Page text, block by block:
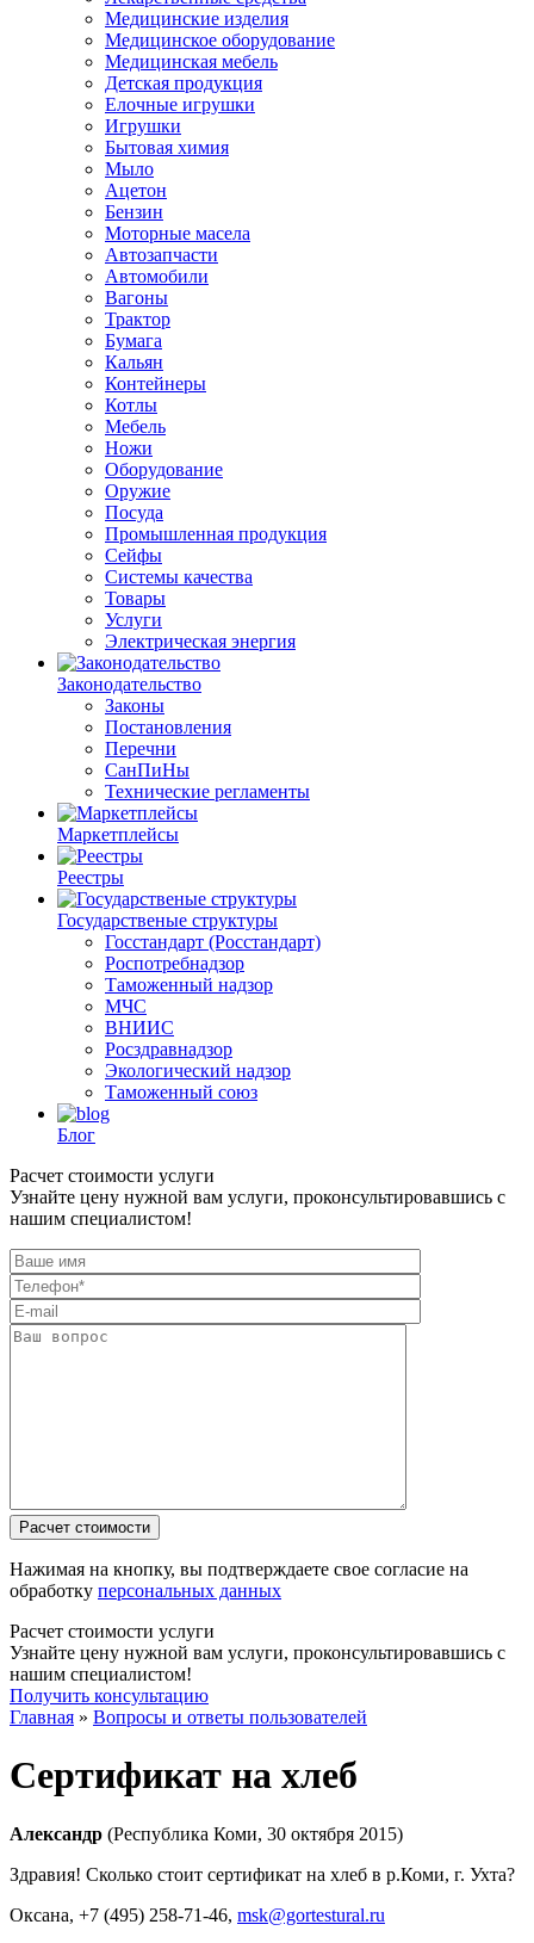
Медицинские изделия
Медицинское оборудование
Медицинская мебель
Детская продукция
Елочные игрушки
Игрушки
Бытовая химия
Мыло
Ацетон
Бензин
Моторные масела
Автозапчасти
Автомобили
Вагоны
Трактор
Бумага
Кальян
Контейнеры
Котлы
Мебель
Ножи
Оборудование
Оружие
Посуда
Промышленная продукция
Сейфы
Системы качества
Товары
Услуги
Электрическая энергия
Законодательство
Законы
Постановления
Перечни
СанПиНы
Технические регламенты
Маркетплейсы
Реестры
Государственые структуры
Госстандарт (Росстандарт)
Роспотребнадзор
Таможенный надзор
МЧС
ВНИИС
Росздравнадзор
Экологический надзор
Таможенный союз
Блог
Расчет стоимости услуги
Узнайте цену нужной вам услуги, проконсультировавшись с
нашим специалистом!
Нажимая на кнопку, вы подтверждаете свое согласие на
обработку персональных данных
Расчет стоимости услуги
Узнайте цену нужной вам услуги, проконсультировавшись с
нашим специалистом!
Получить консультацию
Главная » Вопросы и ответы пользователей
Сертификат на хлеб
Александр (Республика Коми, 30 октября 2015)
Здравия! Сколько стоит сертификат на хлеб в р.Коми, г. Ухта?
Оксана, +7 (495) 258-71-46, msk@gortestural.ru